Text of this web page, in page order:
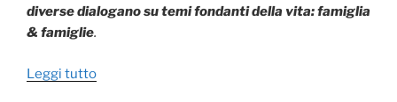
diverse dialogano su temi fondanti della vita: famiglia
& famiglie.
Leggi tutto“Le